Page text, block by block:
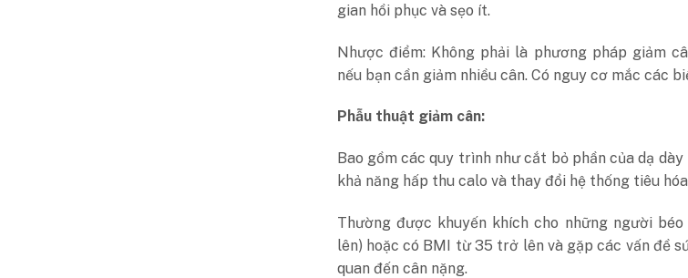
gian hồi phục và sẹo ít.
Nhược điểm: Không phải là phương pháp giảm
nếu bạn cần giảm nhiều cân. Có nguy cơ mắc các
Phẫu thuật giảm cân:
Bao gồm các quy trình như cắt bỏ phần của dạ
khả năng hấp thu calo và thay đổi hệ thống tiêu
Thường được khuyến khích cho những người
lên) hoặc có BMI từ 35 trở lên và gặp các vấn đề
quan đến cân nặng.